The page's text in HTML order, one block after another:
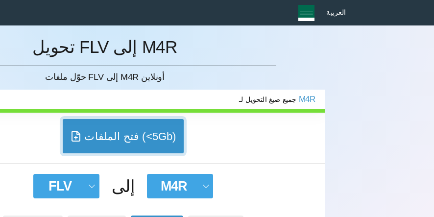
العربية
تحويل FLV إلى M4R
حوّل ملفات FLV إلى M4R أونلاين
M4R
فتح الملفات (<5Gb)
FLV إلى M4R